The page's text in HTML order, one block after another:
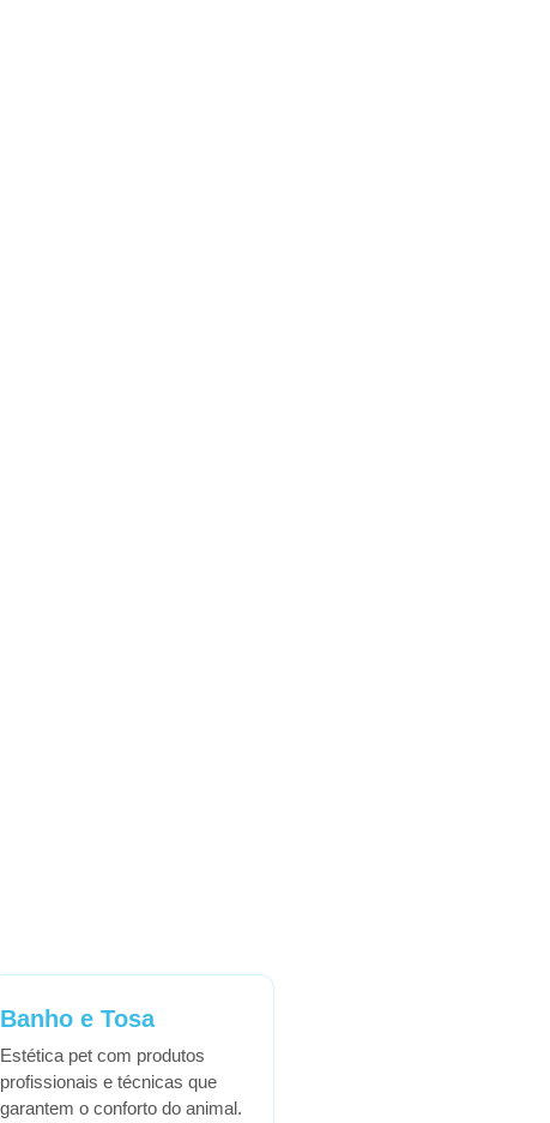
Banho e Tosa
Estética pet com produtos
profissionais e técnicas que
garantem o conforto do animal.